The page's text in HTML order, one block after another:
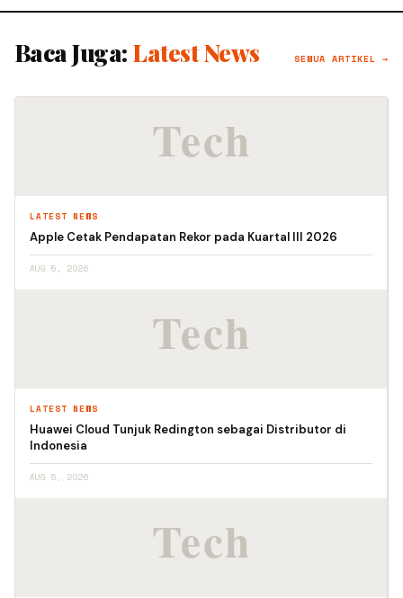
Baca Juga: Latest News SEMUA ARTIKEL →
LATEST NEWS
Apple Cetak Pendapatan Rekor pada Kuartal III 2026
AUG 5, 2026
LATEST NEWS
Huawei Cloud Tunjuk Redington sebagai Distributor di
Indonesia
AUG 5, 2026